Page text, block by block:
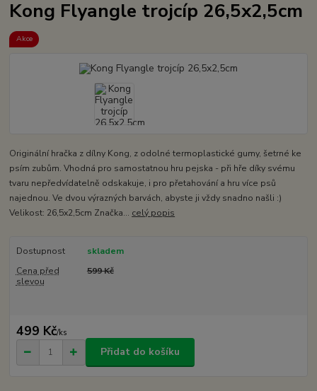
Kong Flyangle trojcíp 26,5x2,5cm
Akce
Originální hračka z dílny Kong, z odolné termoplastické gumy, šetrné ke
psím zubům. Vhodná pro samostatnou hru pejska - při hře díky svému
tvaru nepředvídatelně odskakuje, i pro přetahování a hru více psů
najednou. Ve dvou výrazných barvách, abyste ji vždy snadno našli :)
Velikost: 26,5x2,5cm Značka... celý popis
Dostupnost
skladem
Cena před
slevou
599 Kč
499 Kč/ks
Přidat do košíku